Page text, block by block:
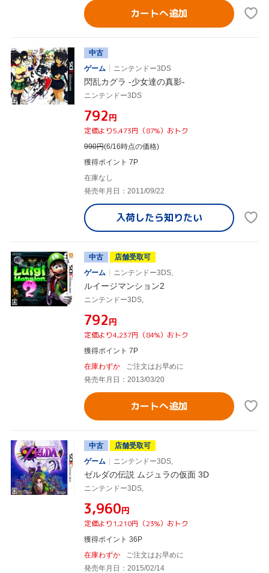
カートへ追加
中古
ゲーム
ニンテンドー3DS
閃乱カグラ -少女達の真影-
ニンテンドー3DS
¥792円
定価より5,473円（87%）おトク
990円(6/16時点の価格)
獲得ポイント 7P
在庫なし
発売年月日：2011/09/22
入荷したら知りたい
中古
店舗受取可
ゲーム
ニンテンドー3DS,
ルイージマンション2
ニンテンドー3DS,
¥792円
定価より4,237円（84%）おトク
獲得ポイント 7P
在庫わずか
ご注文はお早めに
発売年月日：2013/03/20
カートへ追加
中古
店舗受取可
ゲーム
ニンテンドー3DS,
ゼルダの伝説 ムジュラの仮面 3D
ニンテンドー3DS,
¥3,960円
定価より1,210円（23%）おトク
獲得ポイント 36P
在庫わずか
ご注文はお早めに
発売年月日：2015/02/14